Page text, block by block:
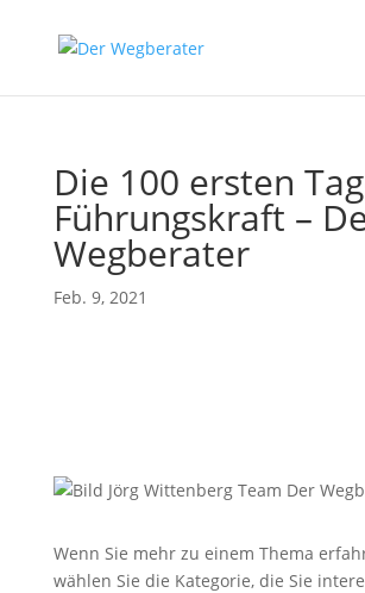
Die 100 ersten
Führungskraft –
Wegberater
Feb. 9, 2021
Wenn Sie mehr zu einem Thema
wählen Sie die Kategorie, die Sie